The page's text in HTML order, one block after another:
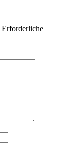
Erforderliche